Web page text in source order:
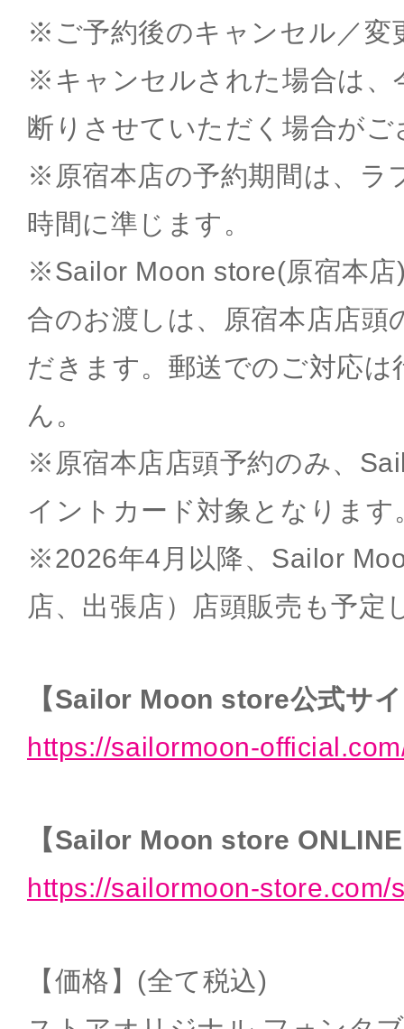
※ご予約後のキャンセル／変
※キャンセルされた場合は、
断りさせていただく場合がご
※原宿本店の予約期間は、ラ
時間に準じます。
※Sailor Moon store(原宿本
合のお渡しは、原宿本店店頭
だきます。郵送でのご対応
ん。
※原宿本店店頭予約のみ、
イントカード対象となります
※2026年4月以降、Sailor
店、出張店）店頭販売も予定
【Sailor Moon store公式サ
https://sailormoon-
【Sailor Moon store
https://sailormoon-store.com/
【価格】(全て税込)